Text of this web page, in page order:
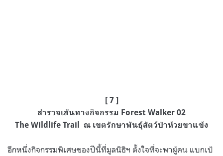
[ 7 ]
สำรวจเส้นทางกิจกรรม Forest Walker 02
The Wildlife Trail ณ เขตรักษาพันธุ์สัตว์ป่าห้วยขาแข้ง
อีกหนึ่งกิจกรรมพิเศษของปีนี้ที่มูลนิธิฯ ตั้งใจที่จะพาผู้คน แบกเป้